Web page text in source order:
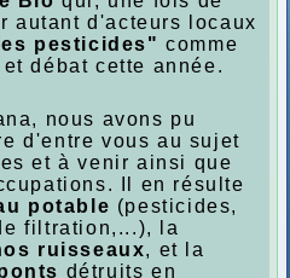
autant d'acteurs locaux
pesticides" comme
débat cette année.
nous avons pu
d'entre vous au sujet
et à venir ainsi que
Il en résulte
potable (pesticides,
filtration,...), la
ruisseaux, et la
détruits en